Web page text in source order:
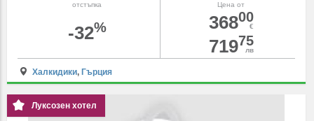
Цена от
36800
€
71975
лв
отстъпка
-32%
Халкидики, Гърция
Луксозен хотел